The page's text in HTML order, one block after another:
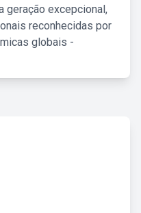
geração excepcional,
reconhecidas por
globais -